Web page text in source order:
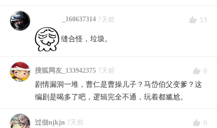
_160637314 7天前 53
缝合怪，垃圾。
搜狐网友_133942375 7天前
0
剧情漏洞一堆，曹仁是曹操儿子？马岱伯父变爹？这
编剧是喝多了吧，逻辑完全不通，玩着都尴尬。
过佃njkjn 7天前
0